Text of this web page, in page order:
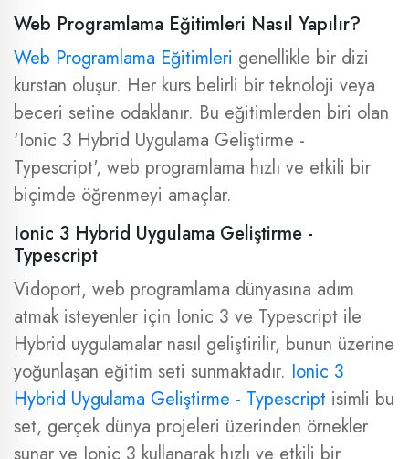
Web Programlama Eğitimleri Nasıl Yapılır?
Web Programlama Eğitimleri genellikle bir dizi
kurstan oluşur. Her kurs belirli bir teknoloji veya
beceri setine odaklanır. Bu eğitimlerden biri olan
'Ionic 3 Hybrid Uygulama Geliştirme -
Typescript', web programlama hızlı ve etkili bir
biçimde öğrenmeyi amaçlar.
Ionic 3 Hybrid Uygulama Geliştirme -
Typescript
Vidoport, web programlama dünyasına adım
atmak isteyenler için Ionic 3 ve Typescript ile
Hybrid uygulamalar nasıl geliştirilir, bunun üzerine
yoğunlaşan eğitim seti sunmaktadır. Ionic 3
Hybrid Uygulama Geliştirme - Typescript isimli bu
set, gerçek dünya projeleri üzerinden örnekler